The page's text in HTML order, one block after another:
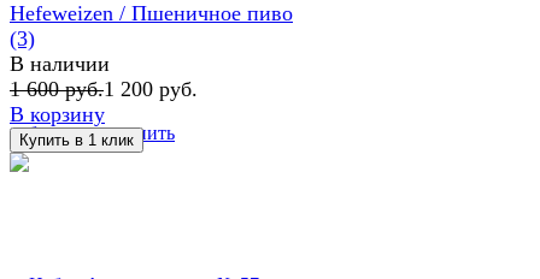
избранное сравнить
Hefeweizen / Пшеничное пиво
(3)
В наличии
1 600 руб.1 200 руб.
В корзину